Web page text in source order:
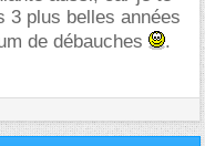
3 plus belles années
de débauches
.